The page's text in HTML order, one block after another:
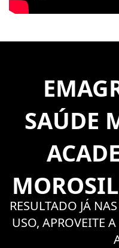
SAÚDE
RESULTADO JÁ
USO, APROVEITE